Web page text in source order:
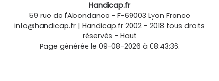
Handicap.fr
59 rue de l'Abondance - F-69003 Lyon France
info@handicap.fr | Handicap.fr 2002 - 2018 tous droits
réservés - Haut
Page générée le 09-08-2026 à 08:43:36.